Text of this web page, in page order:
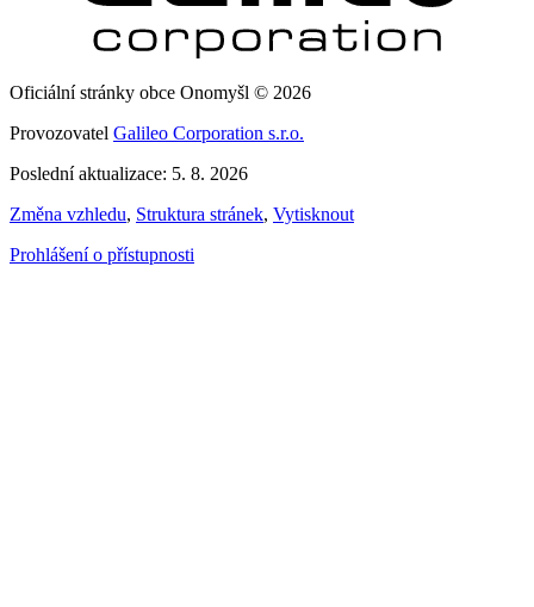
Oficiální stránky obce Onomyšl © 2026
Provozovatel Galileo Corporation s.r.o.
Poslední aktualizace: 5. 8. 2026
Změna vzhledu, Struktura stránek, Vytisknout
Prohlášení o přístupnosti